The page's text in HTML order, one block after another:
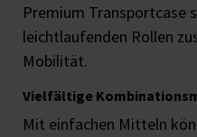
Premium Transportcase
leichtlaufenden Rollen
Mobilität.
Vielfältige
Mit einfachen Mitteln